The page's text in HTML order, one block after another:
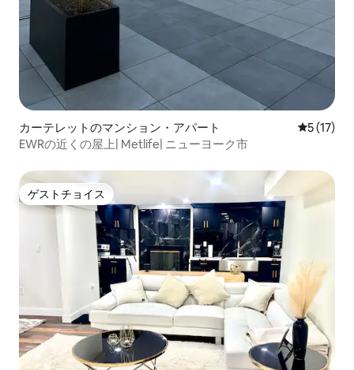
カーテレットのマンション・アパート レビュー
5 (17)
EWRの近くの屋上| Metlife| ニューヨーク市
ゲストチョイス
ゲストチョイス